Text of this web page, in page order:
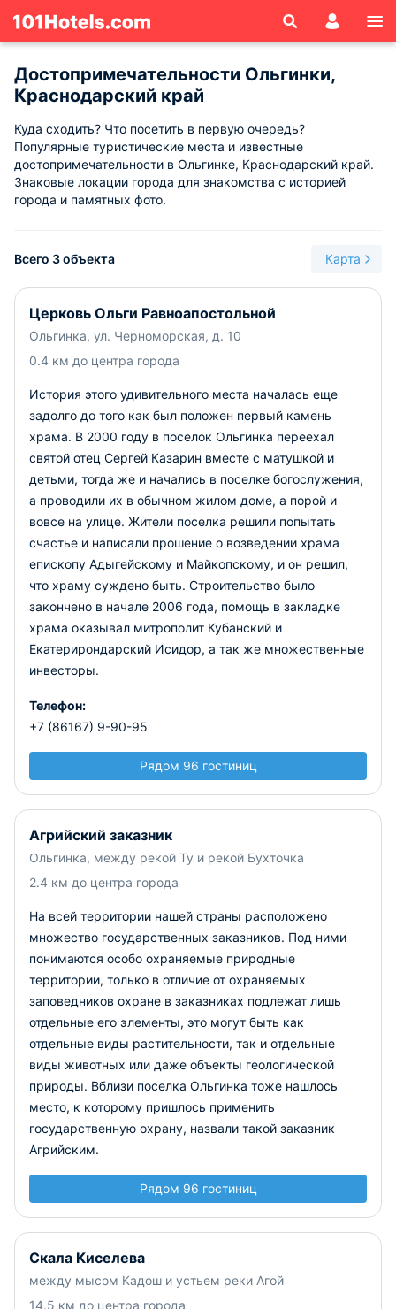
Достопримечательности Ольгинки,
Краснодарский край
Куда сходить? Что посетить в первую очередь?
Популярные туристические места и известные
достопримечательности в Ольгинке, Краснодарский край.
Знаковые локации города для знакомства с историей
города и памятных фото.
Всего 3 объекта Карта
Церковь Ольги Равноапостольной
Ольгинка, ул. Черноморская, д. 10
0.4 км до центра города
История этого удивительного места началась еще
задолго до того как был положен первый камень
храма. В 2000 году в поселок Ольгинка переехал
святой отец Сергей Казарин вместе с матушкой и
детьми, тогда же и начались в поселке богослужения,
а проводили их в обычном жилом доме, а порой и
вовсе на улице. Жители поселка решили попытать
счастье и написали прошение о возведении храма
епископу Адыгейскому и Майкопскому, и он решил,
что храму суждено быть. Строительство было
закончено в начале 2006 года, помощь в закладке
храма оказывал митрополит Кубанский и
Екатерирондарский Исидор, а так же множественные
инвесторы.
Телефон:
+7 (86167) 9-90-95
Рядом 96 гостиниц
Агрийский заказник
Ольгинка, между рекой Ту и рекой Бухточка
2.4 км до центра города
На всей территории нашей страны расположено
множество государственных заказников. Под ними
понимаются особо охраняемые природные
территории, только в отличие от охраняемых
заповедников охране в заказниках подлежат лишь
отдельные его элементы, это могут быть как
отдельные виды растительности, так и отдельные
виды животных или даже объекты геологической
природы. Вблизи поселка Ольгинка тоже нашлось
место, к которому пришлось применить
государственную охрану, назвали такой заказник
Агрийским.
Рядом 96 гостиниц
Скала Киселева
между мысом Кадош и устьем реки Агой
14.5 км до центра города